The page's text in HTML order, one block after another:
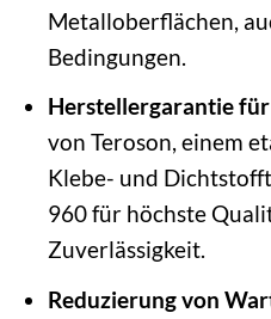
Metalloberflächen,
Bedingungen.
Herstellergarantie
von Teroson, einem
Klebe- und
960 für höchste
Zuverlässigkeit.
Reduzierung von